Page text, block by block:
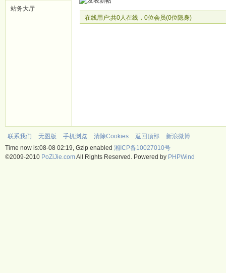
站务大厅
在线用户:共0人在线，0位会员(0位隐身)
联系我们 无图版 手机浏览 清除Cookies 返回顶部
新浪微博
Time now is:08-08 02:19, Gzip enabled 湘ICP备10027010号
©2009-2010 PoZiJie.comAll Rights Reserved. Powered by PHPWind